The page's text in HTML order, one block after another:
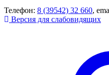
Телефон: 8 (39542) 32 660,
Версия для слабовидящих